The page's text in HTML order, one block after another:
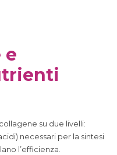
e
su due livelli:
necessari per la sintesi
l’efficienza.